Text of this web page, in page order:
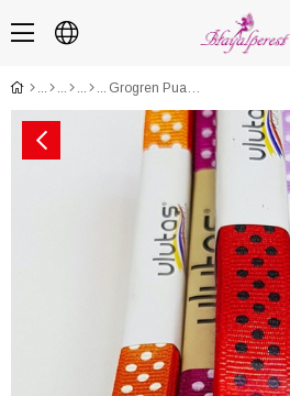
Grogren Puantiyeli Kurdele 1Cm